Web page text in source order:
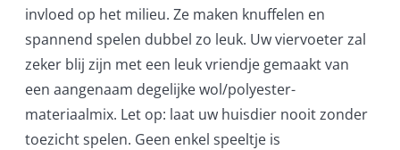
invloed op het milieu. Ze maken knuffelen en
spannend spelen dubbel zo leuk. Uw viervoeter zal
zeker blij zijn met een leuk vriendje gemaakt van
een aangenaam degelijke wol/polyester-
materiaalmix. Let op: laat uw huisdier nooit zonder
toezicht spelen. Geen enkel speeltje is